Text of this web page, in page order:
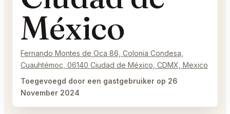
México
Fernando Montes de Oca 86, Colonia Condesa,
Cuauhtémoc, 06140 Ciudad de México, CDMX, Mexico
Toegevoegd door een gastgebruiker op 26
November 2024